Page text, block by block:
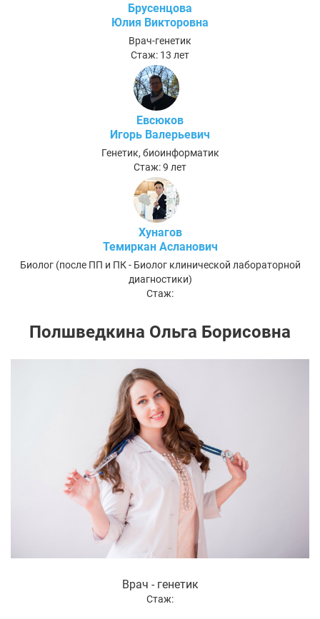
Брусенцова
Юлия Викторовна
Врач-генетик
Стаж: 13 лет
Евсюков
Игорь Валерьевич
Генетик, биоинформатик
Стаж: 9 лет
Хунагов
Темиркан Асланович
Биолог (после ПП и ПК - Биолог клинической лабораторной
диагностики)
Стаж:
Полшведкина Ольга Борисовна
Врач - генетик
Стаж: